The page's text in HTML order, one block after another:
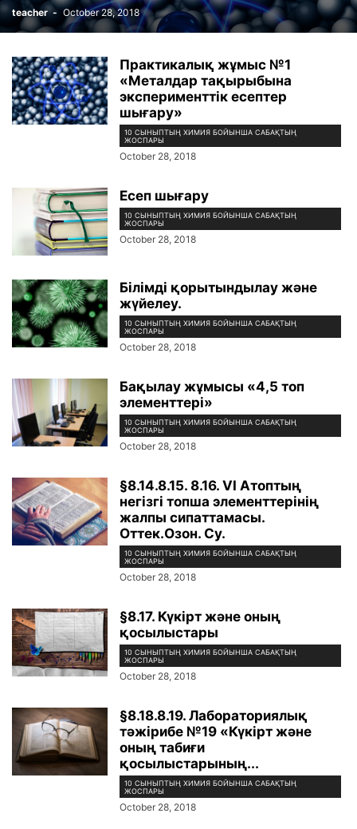
teacher - October 28, 2018
Практикалық жұмыс №1
«Металдар тақырыбына
эксперименттік есептер
шығару»
10 СЫНЫПТЫҢ ХИМИЯ БОЙЫНША САБАҚТЫҢ
ЖОСПАРЫ
October 28, 2018
Есеп шығару
10 СЫНЫПТЫҢ ХИМИЯ БОЙЫНША САБАҚТЫҢ
ЖОСПАРЫ
October 28, 2018
Білімді қорытындылау және
жүйелеу.
10 СЫНЫПТЫҢ ХИМИЯ БОЙЫНША САБАҚТЫҢ
ЖОСПАРЫ
October 28, 2018
Бақылау жұмысы «4,5 топ
элементтері»
10 СЫНЫПТЫҢ ХИМИЯ БОЙЫНША САБАҚТЫҢ
ЖОСПАРЫ
October 28, 2018
§8.14.8.15. 8.16. VI Атоптың
негізгі топша элементтерінің
жалпы сипаттамасы.
Оттек.Озон. Су.
10 СЫНЫПТЫҢ ХИМИЯ БОЙЫНША САБАҚТЫҢ
ЖОСПАРЫ
October 28, 2018
§8.17. Күкірт және оның
қосылыстары
10 СЫНЫПТЫҢ ХИМИЯ БОЙЫНША САБАҚТЫҢ
ЖОСПАРЫ
October 28, 2018
§8.18.8.19. Лабораториялық
тәжірибе №19 «Күкірт және
оның табиғи
қосылыстарының...
10 СЫНЫПТЫҢ ХИМИЯ БОЙЫНША САБАҚТЫҢ
ЖОСПАРЫ
October 28, 2018